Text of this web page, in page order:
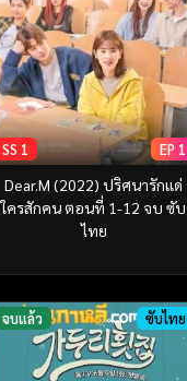
SS 1 EP 1
Dear.M (2022) ปริศนารักแด่
ใครสักคน ตอนที่ 1-12 จบ ซับ
ไทย
จบแล้ว ซับไทย